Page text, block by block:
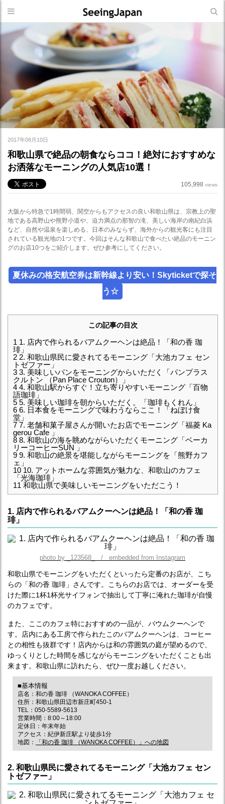
2017年08月10日
和歌山県で絶品の朝食ならココ！絶対におすすめな
お洒落なモーニングの人気店10選！
105,998 views
大阪から特急で1時間弱、関空からもアクセスの良い和歌山県は、宗教上の聖
地である高野山や熊野小道や、迫力満点の那智の滝、美しい海岸の南紀白浜
など、自然や温泉を楽しめる、日本のみならず、海外からの観光客にも注目
されている観光地の1つです。今回はそんな和歌山で食べたい絶品のモーニン
グのお店10つをご紹介します。ぜひ参考にしてください。
夏休みの格安航空券は新幹線より安い！Skyticketで探そ
う☆
この記事の目次
1 1. 店内で作られるバアムクーヘンは絶品！「和の香 珈
琲」
2 2. 和歌山県民に愛されてるモーニング「大池カフェ セン
トゼファー」
3 3. 美味しいパンをモーニングからいただく「パンプラス
クルトン （Pan Place Crouton）」
4 4. 和歌山駅からすぐ！立ち寄りやすいモーニング「百物
語珈琲」
5 5. 美味しい珈琲を朝からいただく。「珈琲もくれん」
6 6. 日本食をモーニングで味わうならここ！「ねぼけ食
堂」
7 7. 老舗和菓子屋さんが開いたお店でモーニング「福菱 Ka
gerou Cafe 」
8 8. 和歌山の海を眺めながらいただくモーニング「ベーカ
リーコーヒーSUN 」
9 9. 和歌山の絶景を堪能しながらモーニングを「熊野カフ
ェ」
10 10. アットホームな雰囲気が魅力な、和歌山のカフェ
「光海珈琲」
11 和歌山県で美味しいモーニングをいただこう！
1. 店内で作られるバアムクーヘンは絶品！「和の香 珈
琲」
photo by _123568_ / embedded from Instagram
和歌山県でモーニングをいただくといったら定番のお店が、こち
らの「和の香 珈琲」さんです。こちらのお店では、オーダーを受
けた際に1杯1杯光サイフォンで抽出して丁寧に淹れた珈琲が自慢
のカフェです。
また、ここのカフェ特におすすめの一品が、バウムクーヘンで
す。店内にある工房で作られたこのバアムクーヘンは、コーヒー
との相性も抜群です！店内からは和の雰囲気の庭が望めるので、
ゆっくりとした時間を感じながらモーニングをいただくことも出
来ます。和歌山県に訪れたら、ぜひ一度お越しください。
■基本情報
店名：和の香 珈琲 （WANOKA COFFEE）
住所：和歌山県田辺市新庄町450-1
TEL：050-5589-5613
営業時間：8:00～18:00
定休日：年末年始
アクセス：紀伊新庄駅より徒歩1分
地図：
「和の香 珈琲 （WANOKA COFFEE）」への地図
2. 和歌山県民に愛されてるモーニング「大池カフェ セン
トゼファー」